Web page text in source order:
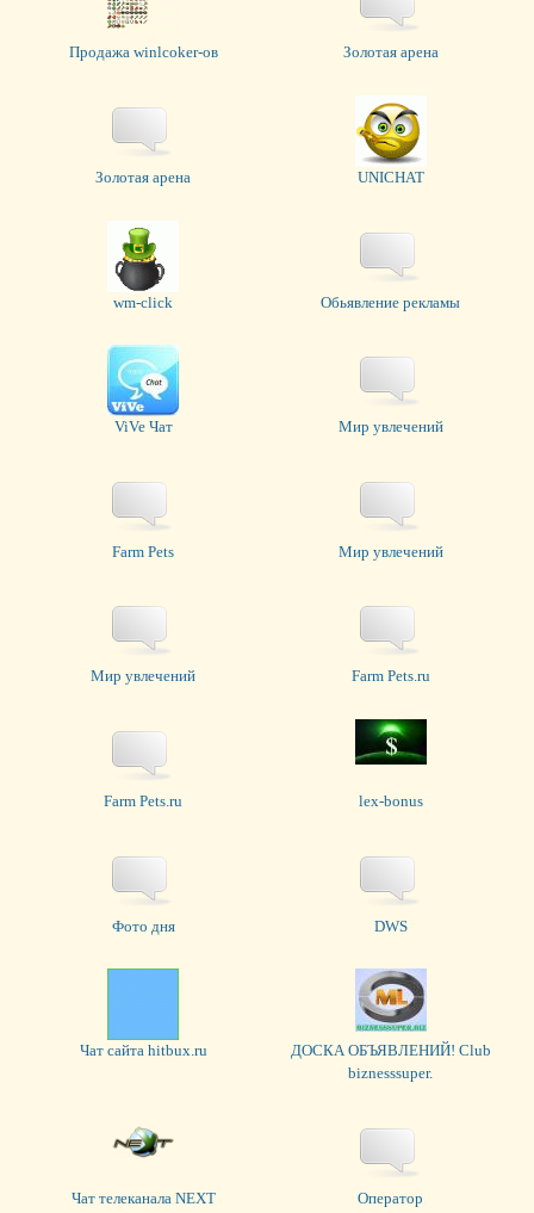
Продажа winlcoker-ов Золотая арена
Золотая арена UNICHAT
wm-click Обьявление рекламы
ViVe Чат Мир увлечений
Farm Pets Мир увлечений
Мир увлечений Farm Pets.ru
Farm Pets.ru lex-bonus
Фото дня DWS
Чат сайта hitbux.ru
ДОСКА ОБЪЯВЛЕНИЙ! Сlub
biznesssuper.
Чат телеканала NEXT Оператор